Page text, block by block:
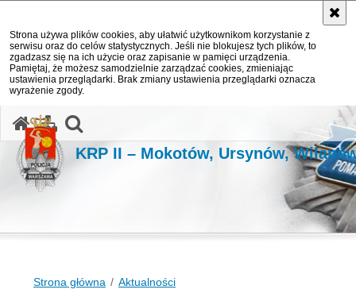
Strona używa plików cookies, aby ułatwić użytkownikom korzystanie z
serwisu oraz do celów statystycznych. Jeśli nie blokujesz tych plików, to
zgadzasz się na ich użycie oraz zapisanie w pamięci urządzenia.
Pamiętaj, że możesz samodzielnie zarządzać cookies, zmieniając
ustawienia przeglądarki. Brak zmiany ustawienia przeglądarki oznacza
wyrażenie zgody.
KRP II – Mokotów, Ursynów,
Strona główna Aktualności